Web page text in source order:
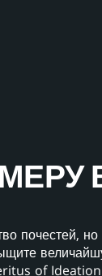
почестей, но
of